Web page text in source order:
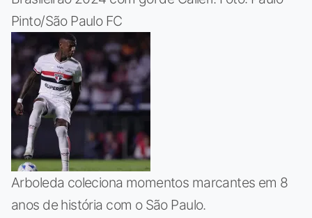
Pinto/São Paulo FC
Arboleda coleciona momentos marcantes em 8
anos de história com o São Paulo.